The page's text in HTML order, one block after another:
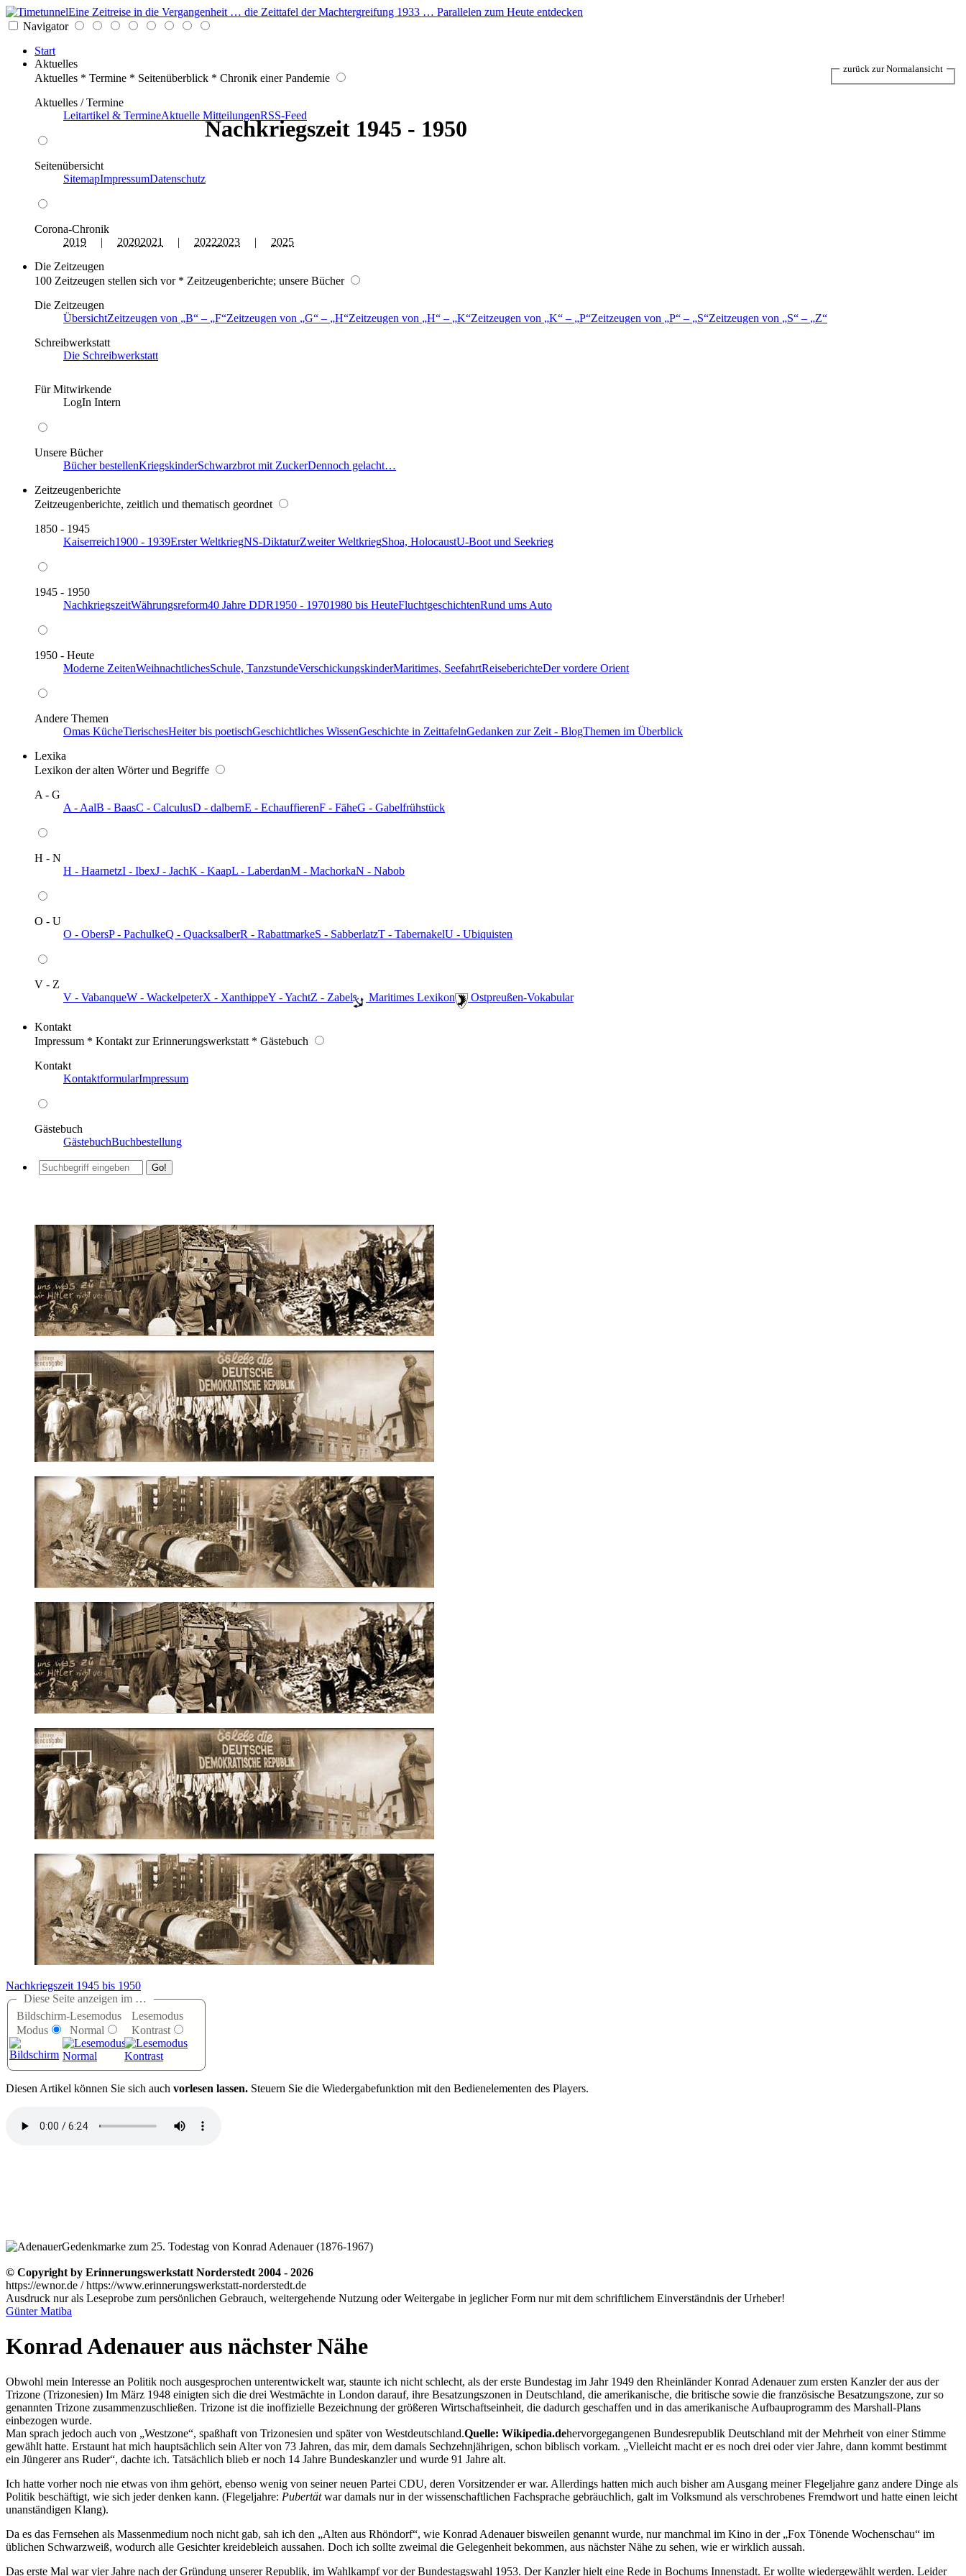
Eine Zeitreise in die Vergangenheit … die Zeittafel der Machtergreifung 1933 … Parallelen zum Heute entdecken
Navigator
Start
Aktuelles
Aktuelles * Termine * Seitenüberblick * Chronik einer Pandemie
Aktuelles / Termine
Leitartikel & TermineAktuelle MitteilungenRSS-Feed
Seitenübersicht
SitemapImpressumDatenschutz
Corona-Chronik
2019 | 20202021 | 20222023 | 2025
Die Zeitzeugen
100 Zeitzeugen stellen sich vor * Zeitzeugenberichte; unsere Bücher
Die Zeitzeugen
ÜbersichtZeitzeugen von B – F Zeitzeugen von G – H Zeitzeugen von H – K Zeitzeugen von K – P Zeitzeugen von P – S Zeitzeugen von S –
Z
Schreibwerkstatt
Die Schreibwerkstatt
Für Mitwirkende
LogIn Intern
Unsere Bücher
Bücher bestellenKriegskinderSchwarzbrot mit ZuckerDennoch gelacht…
Zeitzeugenberichte
Zeitzeugenberichte, zeitlich und thematisch geordnet
1850 - 1945
Kaiserreich1900 - 1939Erster WeltkriegNS-DiktaturZweiter WeltkriegShoa, HolocaustU-Boot und Seekrieg
1945 - 1950
NachkriegszeitWährungsreform40 Jahre DDR1950 - 19701980 bis HeuteFluchtgeschichtenRund ums Auto
1950 - Heute
Moderne ZeitenWeihnachtlichesSchule, TanzstundeVerschickungskinderMaritimes, SeefahrtReiseberichteDer vordere Orient
Andere Themen
Omas KücheTierischesHeiter bis poetischGeschichtliches WissenGeschichte in ZeittafelnGedanken zur Zeit - BlogThemen im Überblick
Lexika
Lexikon der alten Wörter und Begriffe
A - G
A - AalB - BaasC - CalculusD - dalbernE - EchauffierenF - FäheG - Gabelfrühstück
H - N
H - HaarnetzI - IbexJ - JachK - KaapL - LaberdanM - MachorkaN - Nabob
O - U
O - ObersP - PachulkeQ - QuacksalberR - RabattmarkeS - SabberlatzT - TabernakelU - Ubiquisten
V - Z
V - VabanqueW - WackelpeterX - XanthippeY - YachtZ - Zabel ️ Maritimes Lexikon ️ Ostpreußen-Vokabular
Kontakt
Impressum * Kontakt zur Erinnerungswerkstatt * Gästebuch
Kontakt
KontaktformularImpressum
Gästebuch
GästebuchBuchbestellung
Nachkriegszeit 1945 - 1950
Nachkriegszeit 1945 bis 1950
Diese Seite anzeigen im …
Bildschirm-
Modus
Lesemodus
Normal
Lesemodus
Kontrast
Diesen Artikel können Sie sich auch vorlesen lassen. Steuern Sie die Wiedergabefunktion mit den Bedienelementen des Players.
Gedenkmarke zum 25. Todestag von Konrad Adenauer (1876-1967)
© Copyright by Erinnerungswerkstatt Norderstedt 2004 - 2026
https://ewnor.de / https://www.erinnerungswerkstatt-norderstedt.de
Ausdruck nur als Leseprobe zum persönlichen Gebrauch, weitergehende Nutzung oder Weitergabe in jeglicher Form nur mit dem schriftlichem Einverständnis der Urheber!
zurück zur Normalansicht
Günter Matiba
Konrad Adenauer aus nächster Nähe
Obwohl mein Interesse an Politik noch ausgesprochen unterentwickelt war, staunte ich nicht schlecht, als der erste Bundestag im Jahr 1949 den Rheinländer Konrad Adenauer zum ersten Kanzler der aus der
Trizone (Trizonesien) Im März 1948 einigten sich die drei Westmächte in London darauf, ihre Besatzungszonen in Deutschland, die amerikanische, die britische sowie die französische Besatzungszone, zur so
genannten Trizone zusammenzuschließen. Trizone ist die inoffizielle Bezeichnung der größeren Wirtschaftseinheit, die dadurch geschaffen und in das amerikanische Aufbauprogramm des Marshall-Plans
einbezogen wurde.
Man sprach jedoch auch von
Westzone , spaßhaft von Trizonesien und später von Westdeutschland.Quelle: Wikipedia.dehervorgegangenen Bundesrepublik Deutschland mit der Mehrheit von einer Stimme
gewählt hatte. Erstaunt hat mich hauptsächlich sein Alter von 73 Jahren, das mir, dem damals Sechzehnjährigen, schon biblisch vorkam.
Vielleicht macht er es noch drei oder vier Jahre, dann kommt bestimmt
ein Jüngerer ans Ruder , dachte ich. Tatsächlich blieb er noch 14 Jahre Bundeskanzler und wurde 91 Jahre alt.
Ich hatte vorher noch nie etwas von ihm gehört, ebenso wenig von seiner neuen Partei CDU, deren Vorsitzender er war. Allerdings hatten mich auch bisher am Ausgang meiner Flegeljahre ganz andere Dinge als
Politik beschäftigt, wie sich jeder denken kann. (Flegeljahre: Pubertätwar damals nur in der wissenschaftlichen Fachsprache gebräuchlich, galt im Volksmund als verschrobenes Fremdwort und hatte einen leicht
unanständigen Klang).
Da es das Fernsehen als Massenmedium noch nicht gab, sah ich den
Alten aus Rhöndorf , wie Konrad Adenauer bisweilen genannt wurde, nur manchmal im Kino in der Fox Tönende Wochenschau
im
üblichen Schwarzweiß, wodurch alle Gesichter kreidebleich aussahen. Doch ich sollte zweimal die Gelegenheit bekommen, aus nächster Nähe zu sehen, wie er wirklich aussah.
Das erste Mal war vier Jahre nach der Gründung unserer Republik, im Wahlkampf vor der Bundestagswahl 1953. Der Kanzler hielt eine Rede in Bochums Innenstadt. Er wollte wiedergewählt werden. Leider